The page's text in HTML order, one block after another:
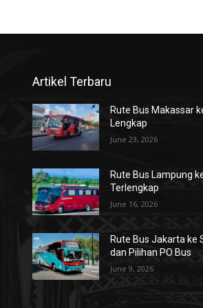
Artikel Terbaru
Rute Bus Makassar
Lengkap
June 23, 2026
Rute Bus Lampung
Terlengkap
June 16, 2026
Rute Bus Jakarta ke
dan Pilihan PO Bus
June 9, 2026